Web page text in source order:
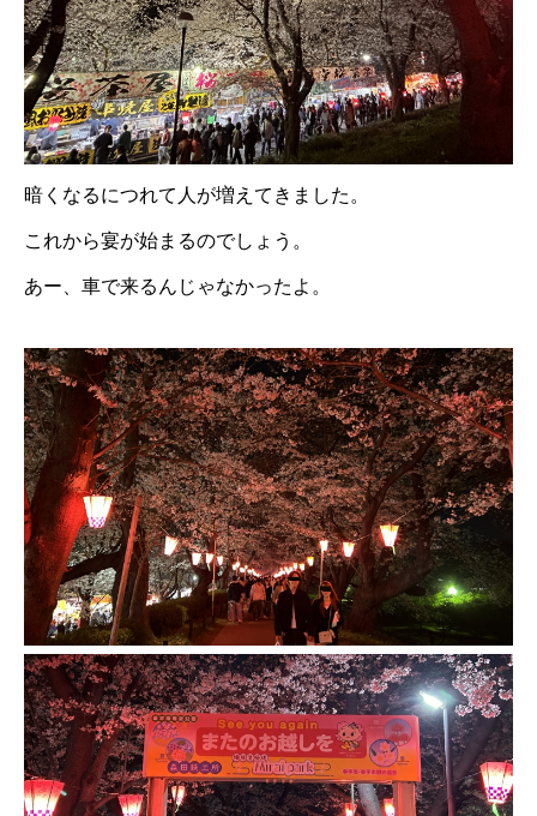
暗くなるにつれて人が増えてきました。
これから宴が始まるのでしょう。
あー、車で来るんじゃなかったよ。